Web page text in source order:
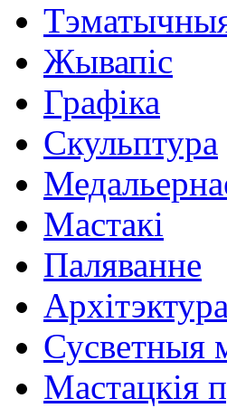
Жывапіс
Графіка
Скульптура
Мастакі
Паляванне
Сусветныя
Мастацкія